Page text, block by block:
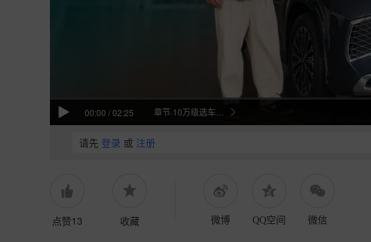
00:00 /02:25
请先 登录 或 注册
点赞13 收藏 微博 QQ空间 微信